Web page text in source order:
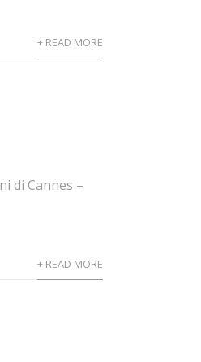
+ READ MORE
di Cannes –
+ READ MORE